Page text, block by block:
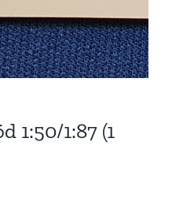
1:50/1:87 (1